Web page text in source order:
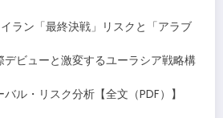
ラン「最終決戦」リスクと「アラブ
デビューと激変するユーラシア戦略構
ル・リスク分析【全文（PDF）】